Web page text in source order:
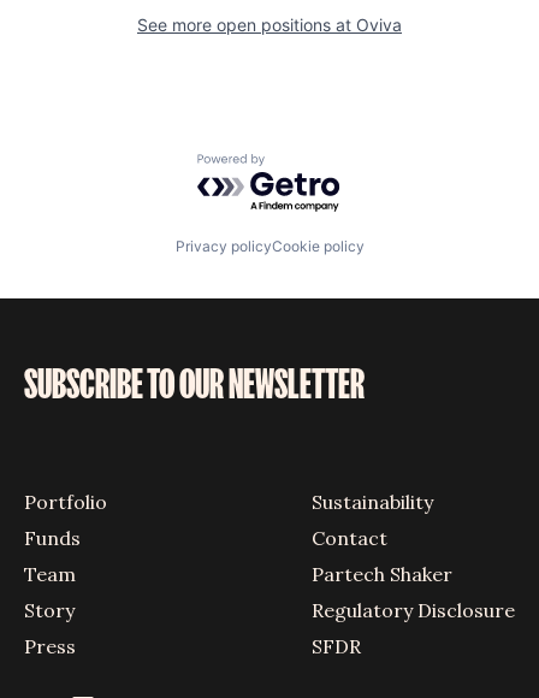
See more open positions at Oviva
Powered by Getro.com
Privacy policyCookie policy
SUBSCRIBE TO OUR NEWSLETTER
Portfolio
Funds
Team
Story
Press
Sustainability
Contact
Partech Shaker
Regulatory Disclosure
SFDR